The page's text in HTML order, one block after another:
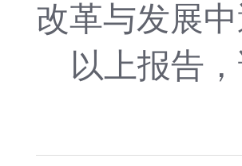
改革与发展
以上报告